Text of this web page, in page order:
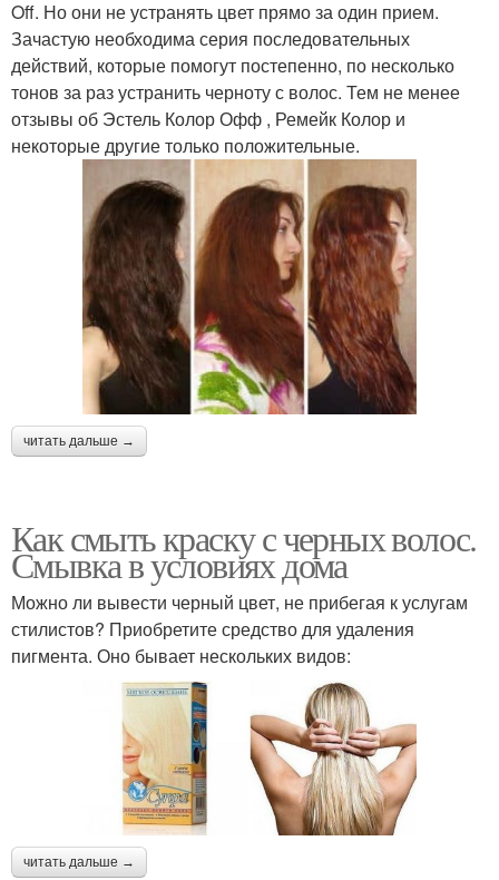
Off. Но они не устранять цвет прямо за один прием.
Зачастую необходима серия последовательных
действий, которые помогут постепенно, по несколько
тонов за раз устранить черноту с волос. Тем не менее
отзывы об Эстель Колор Офф , Ремейк Колор и
некоторые другие только положительные.
читать дальше →
Как смыть краску с черных волос.
Смывка в условиях дома
Можно ли вывести черный цвет, не прибегая к услугам
стилистов? Приобретите средство для удаления
пигмента. Оно бывает нескольких видов:
читать дальше →